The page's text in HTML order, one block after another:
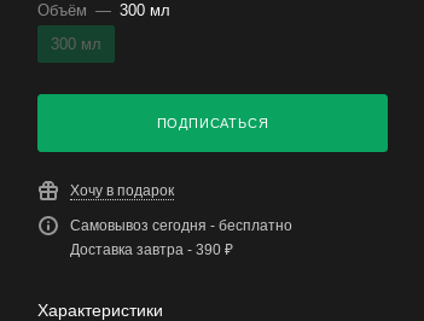
Объём — 300 мл
300 мл
ПОДПИСАТЬСЯ
Хочу в подарок
Самовывоз сегодня - бесплатно
Доставка завтра - 390 ₽
Характеристики